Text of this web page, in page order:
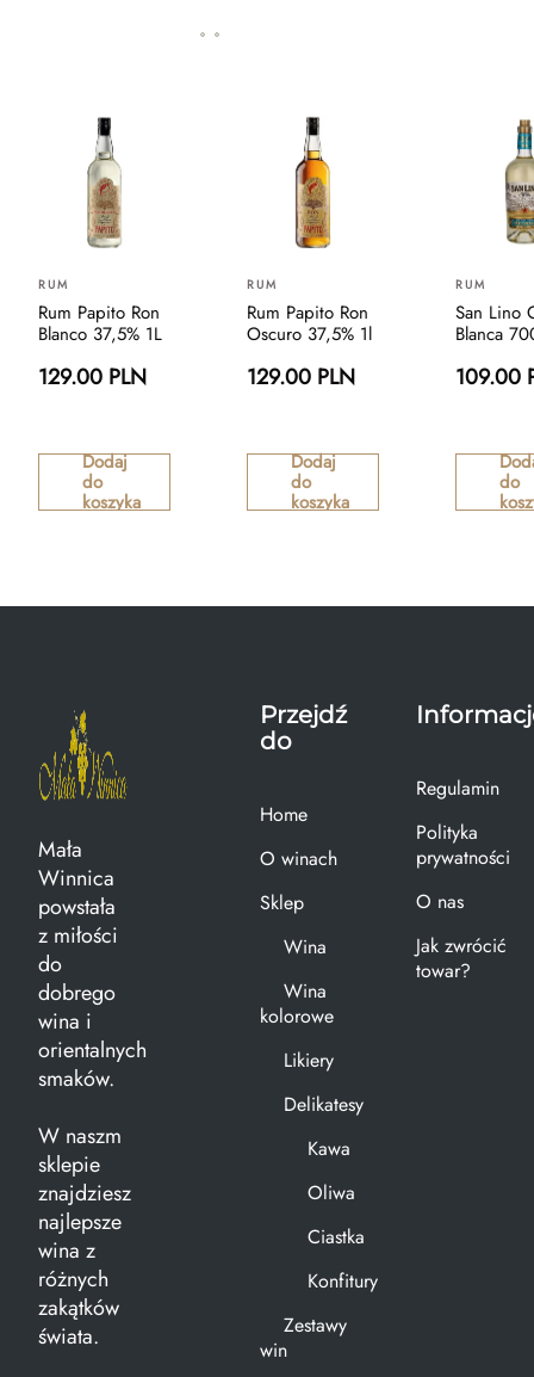
RUM
Rum Papito Ron
Blanco 37,5% 1L
129.00 PLN
Dodaj
do
koszyka
RUM
Rum Papito Ron
Oscuro 37,5% 1l
129.00 PLN
Dodaj
do
koszyka
RUM
San Lino
Blanca
109.00
do
Mała
Winnica
powstała
z miłości
do
dobrego
wina i
orientalnych
smaków.
W naszm
sklepie
znajdziesz
najlepsze
wina z
różnych
zakątków
świata.
Przejdź
do
Home
O winach
Sklep
Wina
Wina
kolorowe
Likiery
Delikatesy
Kawa
Oliwa
Ciastka
Konfitury
Zestawy
win
Regulamin
Polityka
prywatności
O nas
Jak zwrócić
towar?